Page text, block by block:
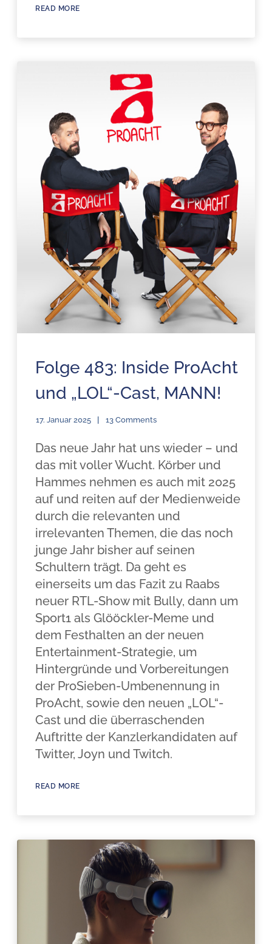
READ MORE
Folge 483: Inside ProAcht
und „LOL“-Cast, MANN!
17. Januar 2025 13 Comments
Das neue Jahr hat uns wieder – und
das mit voller Wucht. Körber und
Hammes nehmen es auch mit 2025
auf und reiten auf der Medienweide
durch die relevanten und
irrelevanten Themen, die das noch
junge Jahr bisher auf seinen
Schultern trägt. Da geht es
einerseits um das Fazit zu Raabs
neuer RTL-Show mit Bully, dann um
Sport1 als Glööckler-Meme und
dem Festhalten an der neuen
Entertainment-Strategie, um
Hintergründe und Vorbereitungen
der ProSieben-Umbenennung in
ProAcht, sowie den neuen „LOL“-
Cast und die überraschenden
Auftritte der Kanzlerkandidaten auf
Twitter, Joyn und Twitch.
READ MORE